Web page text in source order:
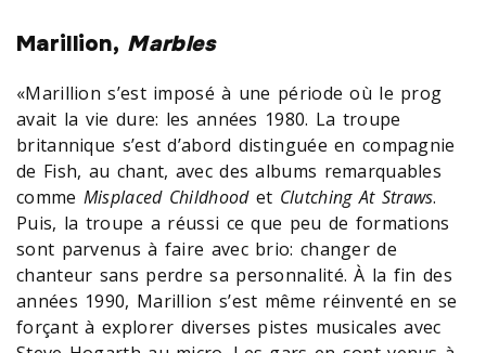
Marillion, Marbles
«Marillion s’est imposé à une période où le prog
avait la vie dure: les années 1980. La troupe
britannique s’est d’abord distinguée en compagnie
de Fish, au chant, avec des albums remarquables
comme Misplaced Childhoodet Clutching At Straws.
Puis, la troupe a réussi ce que peu de formations
sont parvenus à faire avec brio: changer de
chanteur sans perdre sa personnalité. À la fin des
années 1990, Marillion s’est même réinventé en se
forçant à explorer diverses pistes musicales avec